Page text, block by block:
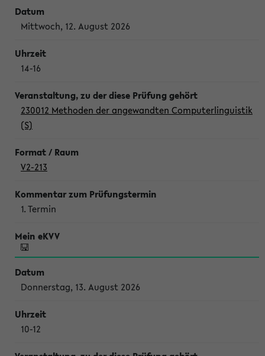
Mittwoch, 12. August 2026
14-16
230012 Methoden der angewandten Computerlinguistik
(S)
V2-213
1. Termin
Donnerstag, 13. August 2026
10-12